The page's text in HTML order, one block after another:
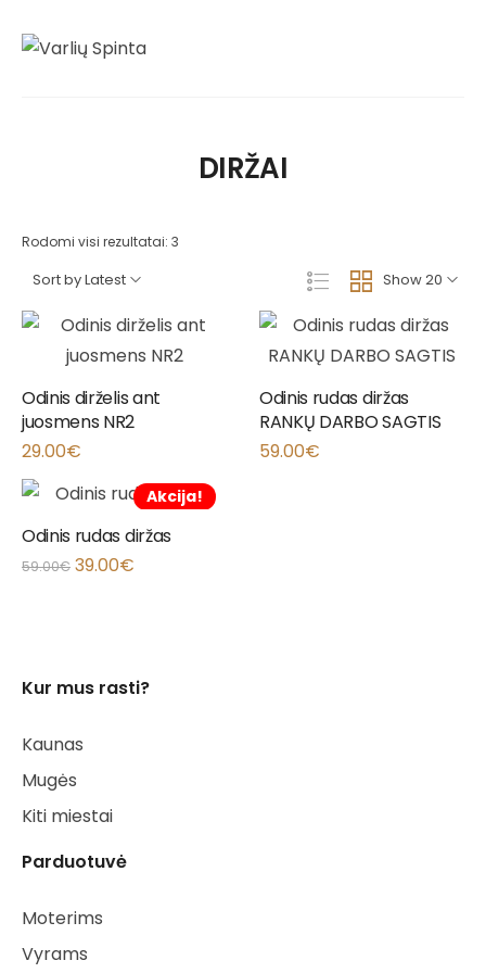
DIRŽAI
Rodomi visi rezultatai: 3
Show 20
Sort by Latest
Odinis dirželis ant
juosmens NR2
29.00€
Odinis rudas diržas
RANKŲ DARBO SAGTIS
59.00€
Akcija!
Odinis rudas diržas
59.00€ 39.00€
Kur mus rasti?
Kaunas
Mugės
Kiti miestai
Parduotuvė
Moterims
Vyrams